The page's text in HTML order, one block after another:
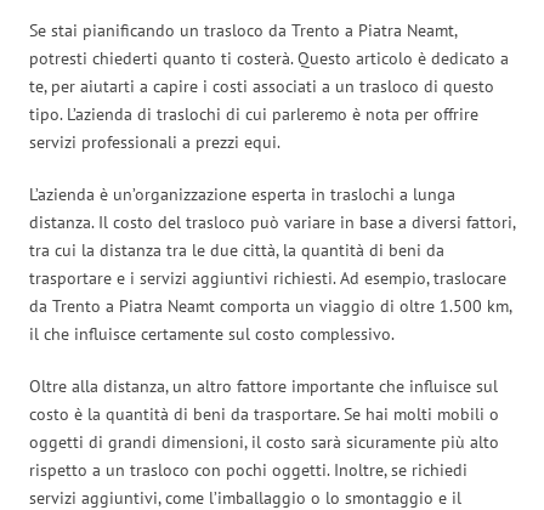
Se stai pianificando un trasloco da Trento a Piatra Neamt,
potresti chiederti quanto ti costerà. Questo articolo è dedicato a
te, per aiutarti a capire i costi associati a un trasloco di questo
tipo. L’azienda di traslochi di cui parleremo è nota per offrire
servizi professionali a prezzi equi.
L’azienda è un’organizzazione esperta in traslochi a lunga
distanza. Il costo del trasloco può variare in base a diversi fattori,
tra cui la distanza tra le due città, la quantità di beni da
trasportare e i servizi aggiuntivi richiesti. Ad esempio, traslocare
da Trento a Piatra Neamt comporta un viaggio di oltre 1.500 km,
il che influisce certamente sul costo complessivo.
Oltre alla distanza, un altro fattore importante che influisce sul
costo è la quantità di beni da trasportare. Se hai molti mobili o
oggetti di grandi dimensioni, il costo sarà sicuramente più alto
rispetto a un trasloco con pochi oggetti. Inoltre, se richiedi
servizi aggiuntivi, come l’imballaggio o lo smontaggio e il